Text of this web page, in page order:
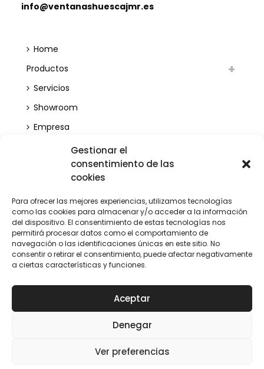
Gestionar el
consentimiento de las
cookies
Para ofrecer las mejores experiencias, utilizamos tecnologías
como las cookies para almacenar y/o acceder a la información
del dispositivo. El consentimiento de estas tecnologías nos
permitirá procesar datos como el comportamiento de
navegación o las identificaciones únicas en este sitio. No
consentir o retirar el consentimiento, puede afectar negativamente
a ciertas características y funciones.
Aceptar
Denegar
Ver preferencias
info@ventanashuescajmr.es
Home
Productos
Servicios
Showroom
Empresa
Obras Realizadas